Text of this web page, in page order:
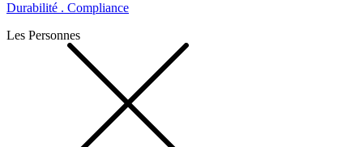
Durabilité . Compliance
Les Personnes